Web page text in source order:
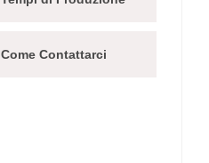
Come Contattarci